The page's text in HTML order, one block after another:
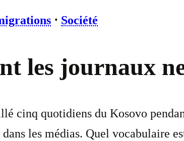
⋅ Société
les journaux
cinq quotidiens du Kosovo
les médias. Quel vocabulaire